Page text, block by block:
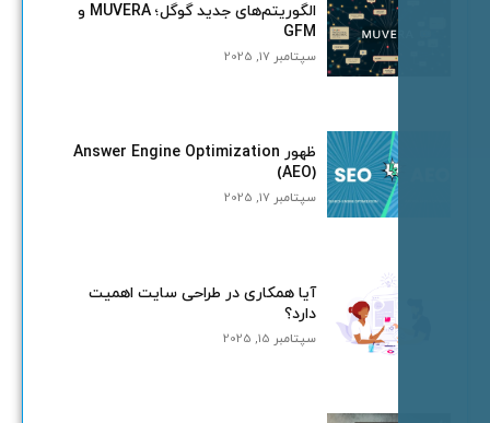
الگوریتم‌های جدید گوگل؛ MUVERA و
GFM
سپتامبر 17, 2025
ظهور Answer Engine Optimization
(AEO)
سپتامبر 17, 2025
آیا همکاری در طراحی سایت اهمیت
دارد؟
سپتامبر 15, 2025